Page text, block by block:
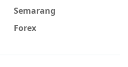
Semarang
Forex